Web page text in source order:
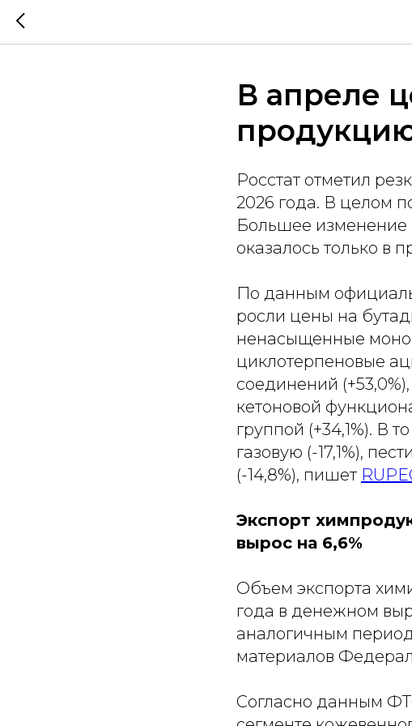
В апреле
Росстат отметил
2026 года. В целом
Большее изменение
оказалось только в
По данным
росли цены на
ненасыщенные
циклотерпеновые
соединений
кетоновой
группой (+34,1%). В
газовую (-17,1%),
(-14,8%), пишет
Экспорт
вырос на 6,6%
Объем экспорта
года в денежном
аналогичным
материалов
Согласно данным